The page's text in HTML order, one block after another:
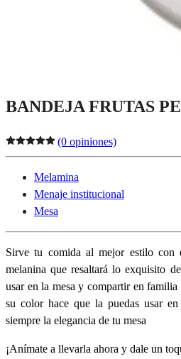
BANDEJA FRUTAS
(0 opiniones)
Melamina
Menaje institucional
Mesa
Sirve tu comida al mejor estilo con
melanina que resaltará lo exquisito
usar en la mesa y compartir en familia
su color hace que la puedas usar
siempre la elegancia de tu mesa
¡Anímate a llevarla ahora y dale un